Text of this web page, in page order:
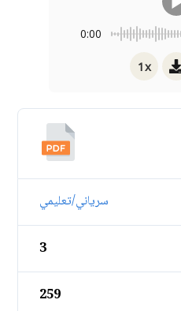
0:00
1x
سرياني/تعليمي
3
259